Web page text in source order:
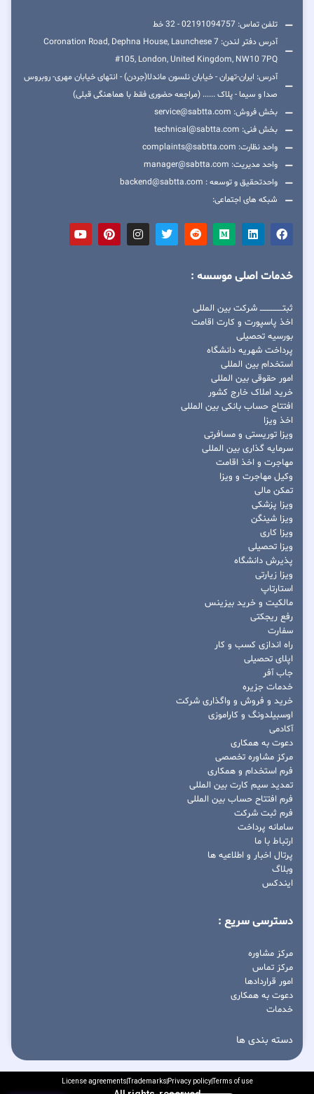
تلفن تماس: 02191094757 - 32 خط
آدرس دفتر لندن: 7 Coronation Road, Dephna House, Launchese
#105, London, United Kingdom, NW10 7PQ
آدرس: ایران-تهران - خیابان نلسون ماندلا(جردن) - انتهای خیابان مهری- روبروس
صدا و سیما - پلاک ...... (مراجعه حضوری فقط با هماهنگی قبلی)
بخش فروش: service@sabtta.com
بخش فنی: technical@sabtta.com
واحد نظارت: complaints@sabtta.com
واحد مدیریت: manager@sabtta.com
واحدتحقیق و توسعه : backend@sabtta.com
شبکه های اجتماعی:
خدمات اصلی موسسه :
ثبتــــــــــــــــ شرکت بین المللی
اخذ پاسپورت و کارت اقامت
بورسیه تحصیلی
پرداخت شهریه دانشگاه
استخدام بین المللی
امور حقوقی بین المللی
خرید املاک خارج کشور
افتتاح حساب بانکی بین المللی
اخذ ویزا
ویزا توریستی و مسافرتی
سرمایه گذاری بین المللی
مهاجرت و اخذ اقامت
وکیل مهاجرت و ویزا
تمکن مالی
ویزا پزشکی
ویزا شینگن
ویزا کاری
ویزا تحصیلی
پذیرش دانشگاه
ویزا زیارتی
استارتاپ
مالکیت و خرید بیزینس
رفع ریجکتی
سفارت
راه اندازی کسب و کار
اپلای تحصیلی
جاب آفر
خدمات جزیره
خرید و فروش و واگذاری شرکت
اوسبیلدونگ و کاراموزی
آکادمی
دعوت به همکاری
مرکز مشاوره تخصصی
فرم استخدام و همکاری
تمدید سیم کارت بین المللی
فرم افتتاح حساب بین المللی
فرم ثبت شرکت
سامانه پرداخت
ارتباط با ما
پرتال اخبار و اطلاعیه ها
وبلاگ
ایندکس
دسترسی سریع :
مرکز مشاوره
مرکز تماس
امور قراردادها
دعوت به همکاری
خدمات
دسته بندی ها
Terms of use
Privacy policy
Trademarks
License agreements